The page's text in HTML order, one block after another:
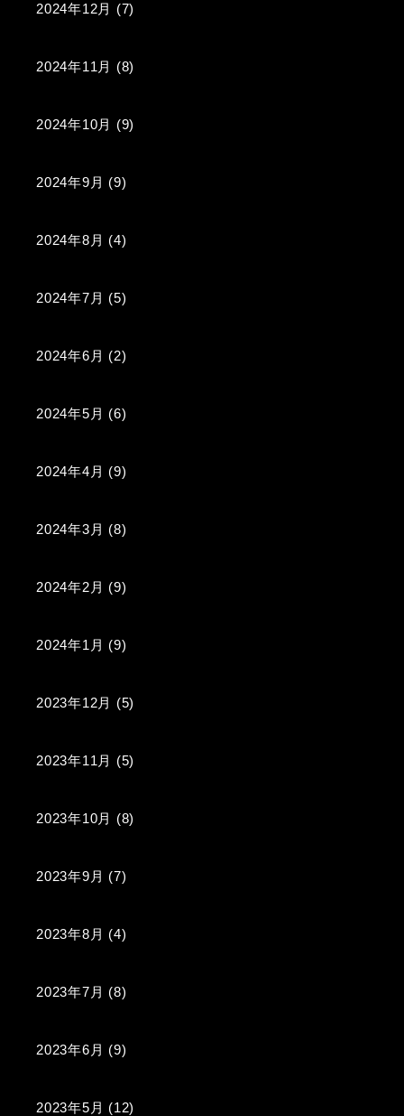
2024年12月 (7)
2024年11月 (8)
2024年10月 (9)
2024年9月 (9)
2024年8月 (4)
2024年7月 (5)
2024年6月 (2)
2024年5月 (6)
2024年4月 (9)
2024年3月 (8)
2024年2月 (9)
2024年1月 (9)
2023年12月 (5)
2023年11月 (5)
2023年10月 (8)
2023年9月 (7)
2023年8月 (4)
2023年7月 (8)
2023年6月 (9)
2023年5月 (12)